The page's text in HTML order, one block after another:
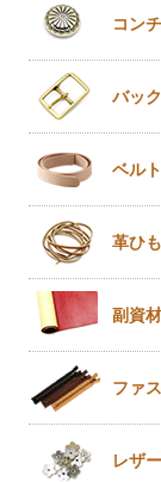
コン
バッ
ベルト
革ひも
副資材
ファ
レザ